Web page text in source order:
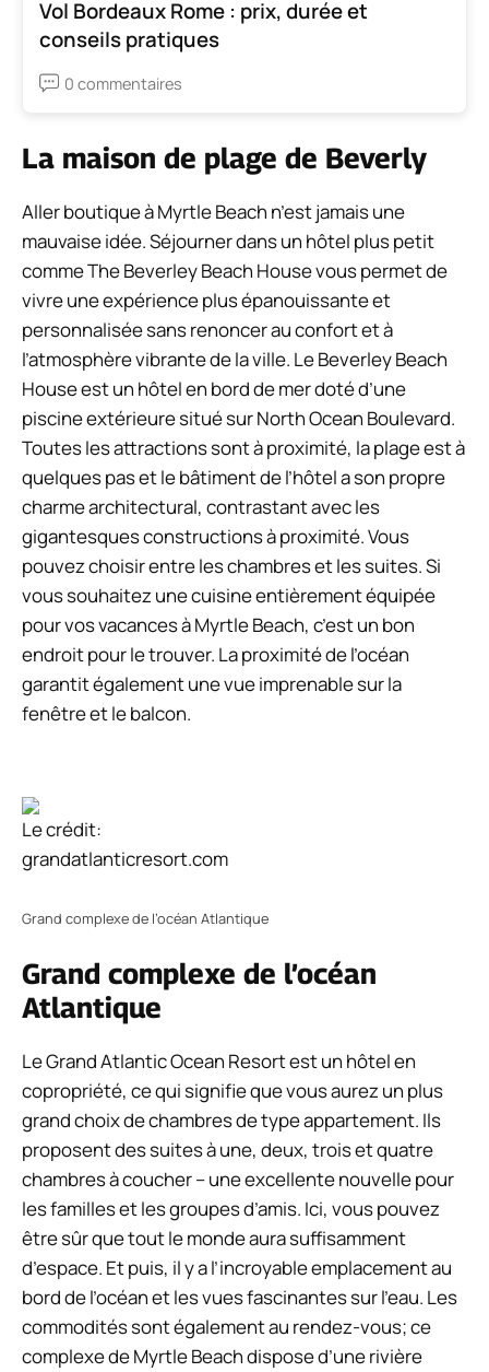
Vol Bordeaux Rome : prix, durée et
conseils pratiques
0 commentaires
La maison de plage de Beverly
Aller boutique à Myrtle Beach n’est jamais une
mauvaise idée. Séjourner dans un hôtel plus petit
comme The Beverley Beach House vous permet de
vivre une expérience plus épanouissante et
personnalisée sans renoncer au confort et à
l’atmosphère vibrante de la ville. Le Beverley Beach
House est un hôtel en bord de mer doté d’une
piscine extérieure situé sur North Ocean Boulevard.
Toutes les attractions sont à proximité, la plage est à
quelques pas et le bâtiment de l’hôtel a son propre
charme architectural, contrastant avec les
gigantesques constructions à proximité. Vous
pouvez choisir entre les chambres et les suites. Si
vous souhaitez une cuisine entièrement équipée
pour vos vacances à Myrtle Beach, c’est un bon
endroit pour le trouver. La proximité de l’océan
garantit également une vue imprenable sur la
fenêtre et le balcon.
Le crédit:
grandatlanticresort.com
Grand complexe de l’océan Atlantique
Grand complexe de l’océan
Atlantique
Le Grand Atlantic Ocean Resort est un hôtel en
copropriété, ce qui signifie que vous aurez un plus
grand choix de chambres de type appartement. Ils
proposent des suites à une, deux, trois et quatre
chambres à coucher – une excellente nouvelle pour
les familles et les groupes d’amis. Ici, vous pouvez
être sûr que tout le monde aura suffisamment
d’espace. Et puis, il y a l’incroyable emplacement au
bord de l’océan et les vues fascinantes sur l’eau. Les
commodités sont également au rendez-vous; ce
complexe de Myrtle Beach dispose d’une rivière